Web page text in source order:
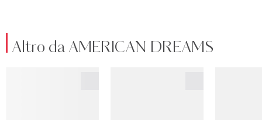
Altro da AMERICAN DREAMS